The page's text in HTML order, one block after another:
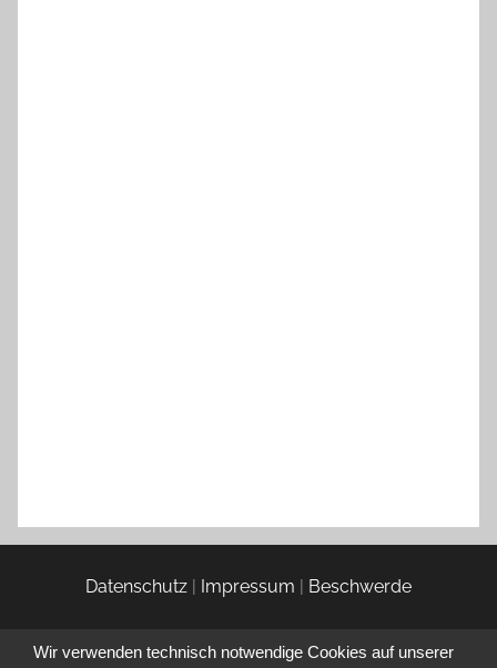
Datenschutz | Impressum | Beschwerde
Wir verwenden technisch notwendige Cookies auf unserer